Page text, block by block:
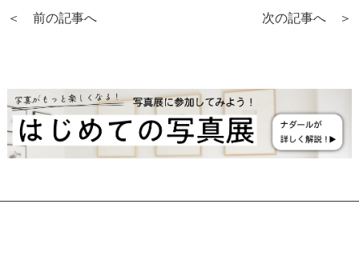
＜ 前の記事へ 次の記事へ ＞